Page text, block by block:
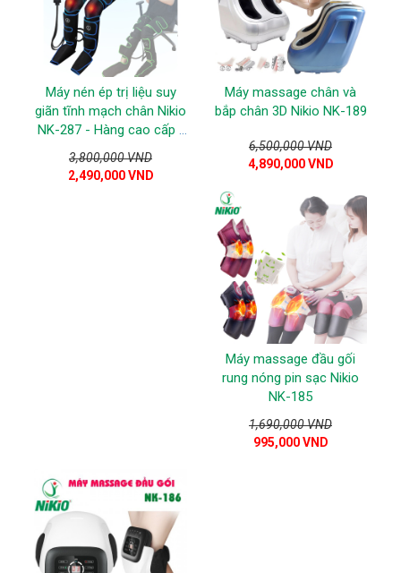
Máy nén ép trị liệu suy
giãn tĩnh mạch chân Nikio
NK-287 - Hàng cao cấp -
Xanh dương
3,800,000 VND
2,490,000 VND
Máy massage chân và
bắp chân 3D Nikio NK-189
6,500,000 VND
4,890,000 VND
Máy massage đầu gối
rung nóng pin sạc Nikio
NK-185
1,690,000 VND
995,000 VND